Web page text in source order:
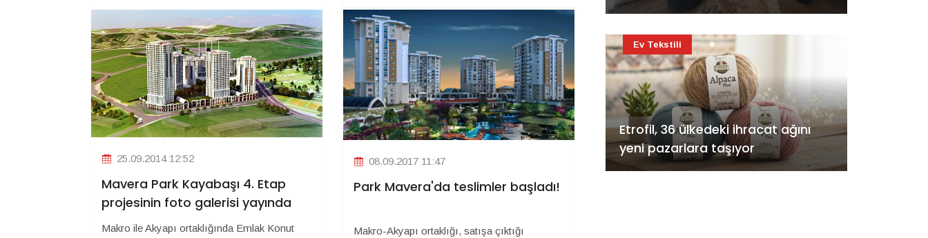
25.09.2014 12:52
Mavera Park Kayabaşı 4. Etap
projesinin foto galerisi yayında
Makro ile Akyapı ortaklığında Emlak Konut
08.09.2017 11:47
Park Mavera'da teslimler başladı!
Makro-Akyapı ortaklığı, satışa çıktığı
Etrofil, 36 ülkedeki ihracat ağını
yeni pazarlara taşıyor
Ev Tekstili